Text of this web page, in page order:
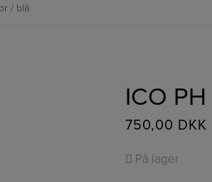
/ blå
ICO
750,00 DKK
På lager